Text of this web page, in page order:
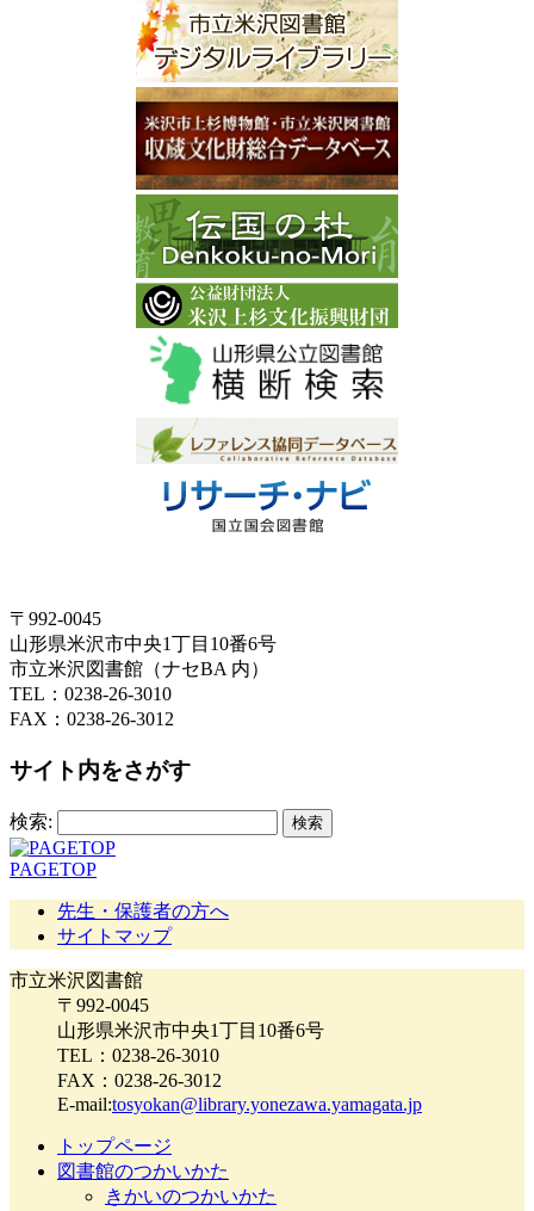
〒992-0045
山形県米沢市中央1丁目10番6号
市立米沢図書館（ナセBA 内）
TEL：0238-26-3010
FAX：0238-26-3012
サイト内をさがす
検索:
PAGETOP
先生・保護者の方へ
サイトマップ
市立米沢図書館
〒992-0045
山形県米沢市中央1丁目10番6号
TEL：0238-26-3010
FAX：0238-26-3012
E-mail:tosyokan@library.yonezawa.yamagata.jp
トップページ
図書館のつかいかた
きかいのつかいかた